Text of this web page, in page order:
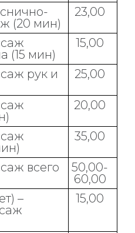
(20 мин)
23,00
(15 мин)
15,00
рук и
25,00
20,00
35,00
всего
50,00-
60,00
–
15,00